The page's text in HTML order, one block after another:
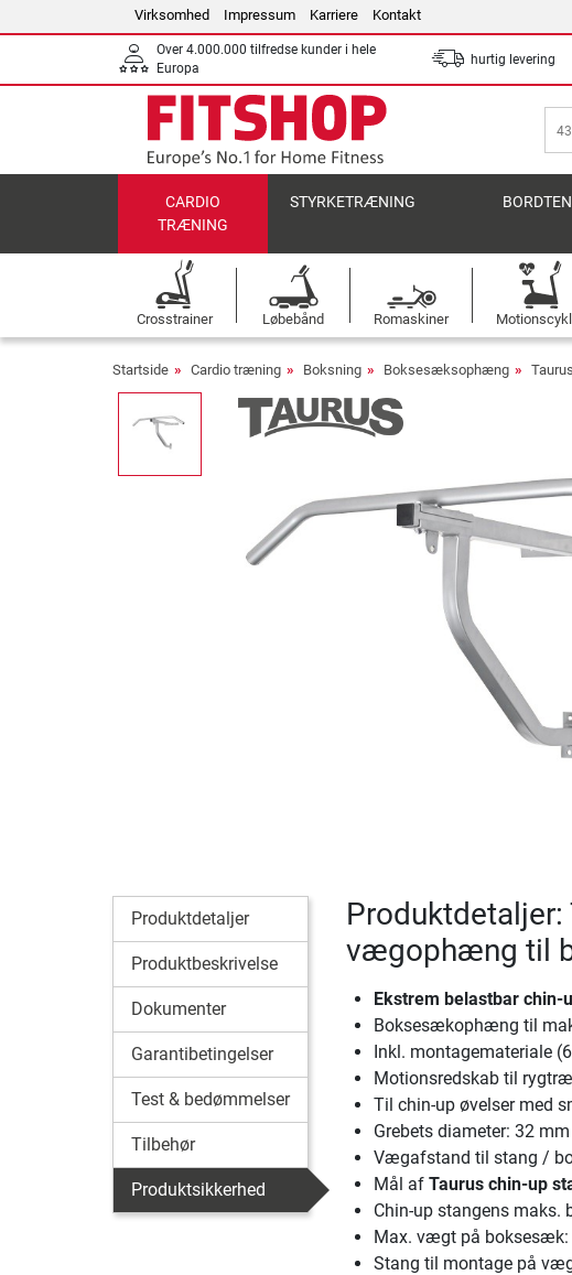
Virksomhed Impressum Karriere Kontakt
Over 4.000.000 tilfredse kunder i hele
Europa
hurtig levering
CARDIO
TRÆNING
STYRKETRÆNING
Crosstrainer Løbebånd Romaskiner
Startside Cardio træning Boksning Boksesæksophæng
Produktdetaljer
Produktbeskrivelse
Dokumenter
Garantibetingelser
Test & bedømmelser
Tilbehør
Produktsikkerhed
Produktdetaljer:
vægophæng til
Ekstrem belastbar
Boksesækophæng til
Inkl. montagemateriale
Motionsredskab til
Til chin-up øvelser med
Grebets diameter: 32 mm
Vægafstand til stang /
Mål af Taurus chin-up
Chin-up stangens
Max. vægt på boksesæk:
Stang til montage på